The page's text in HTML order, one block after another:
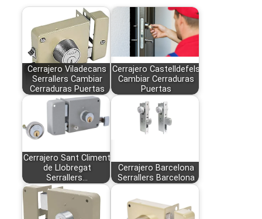
Cerrajero Viladecans
Serrallers Cambiar
Cerraduras Puertas
Cerrajero Castelldefels
Cambiar Cerraduras
Puertas
Cerrajero Sant Climent
de Llobregat
Serrallers…
Cerrajero Barcelona
Serrallers Barcelona